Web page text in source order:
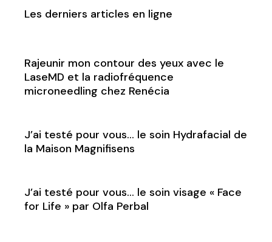
Les derniers articles en ligne
Rajeunir mon contour des yeux avec le
LaseMD et la radiofréquence
microneedling chez Renécia
J’ai testé pour vous… le soin Hydrafacial de
la Maison Magnifisens
J’ai testé pour vous… le soin visage « Face
for Life » par Olfa Perbal